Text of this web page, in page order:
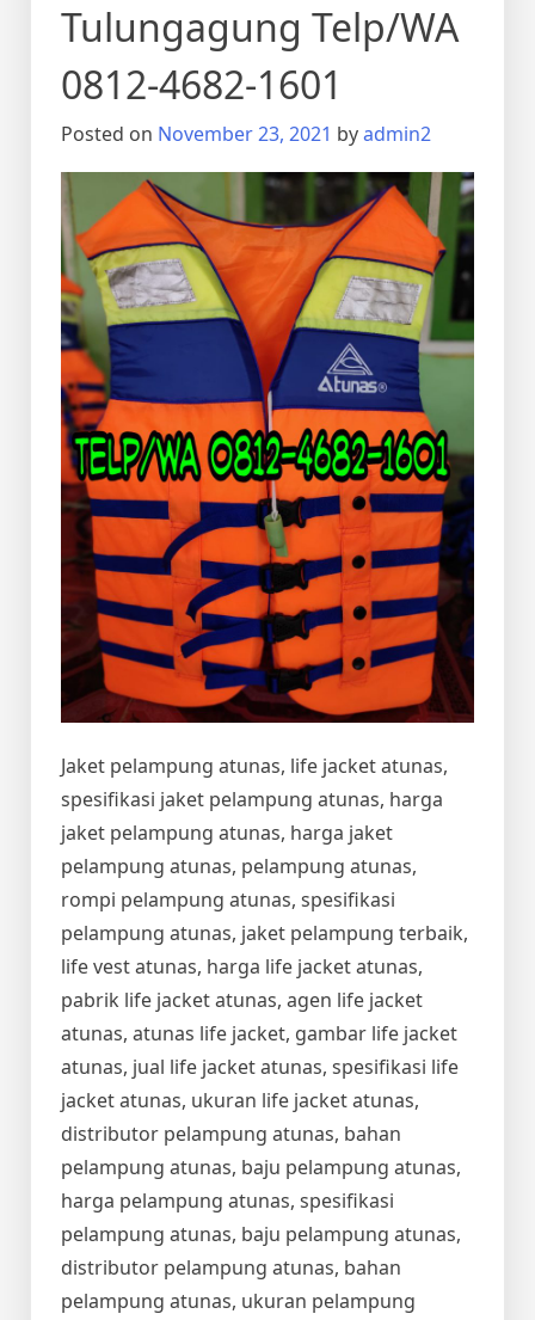
Tulungagung Telp/WA
0812-4682-1601
Posted on November 23, 2021 byadmin2
Jaket pelampung atunas, life jacket atunas,
spesifikasi jaket pelampung atunas, harga
jaket pelampung atunas, harga jaket
pelampung atunas, pelampung atunas,
rompi pelampung atunas, spesifikasi
pelampung atunas, jaket pelampung terbaik,
life vest atunas, harga life jacket atunas,
pabrik life jacket atunas, agen life jacket
atunas, atunas life jacket, gambar life jacket
atunas, jual life jacket atunas, spesifikasi life
jacket atunas, ukuran life jacket atunas,
distributor pelampung atunas, bahan
pelampung atunas, baju pelampung atunas,
harga pelampung atunas, spesifikasi
pelampung atunas, baju pelampung atunas,
distributor pelampung atunas, bahan
pelampung atunas, ukuran pelampung